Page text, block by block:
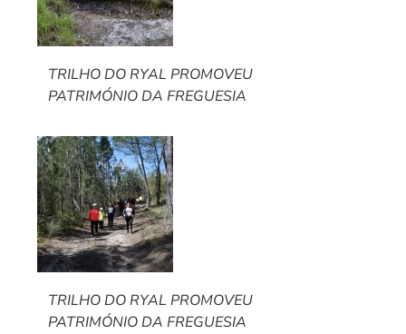
TRILHO DO RYAL PROMOVEU
PATRIMÓNIO DA FREGUESIA
TRILHO DO RYAL PROMOVEU
PATRIMÓNIO DA FREGUESIA